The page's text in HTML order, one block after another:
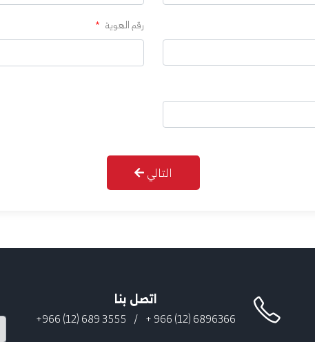
رقم الهوية *
التالي
اتصل بنا
6896366 (12) 966 +
/
3555 689 (12) 966+